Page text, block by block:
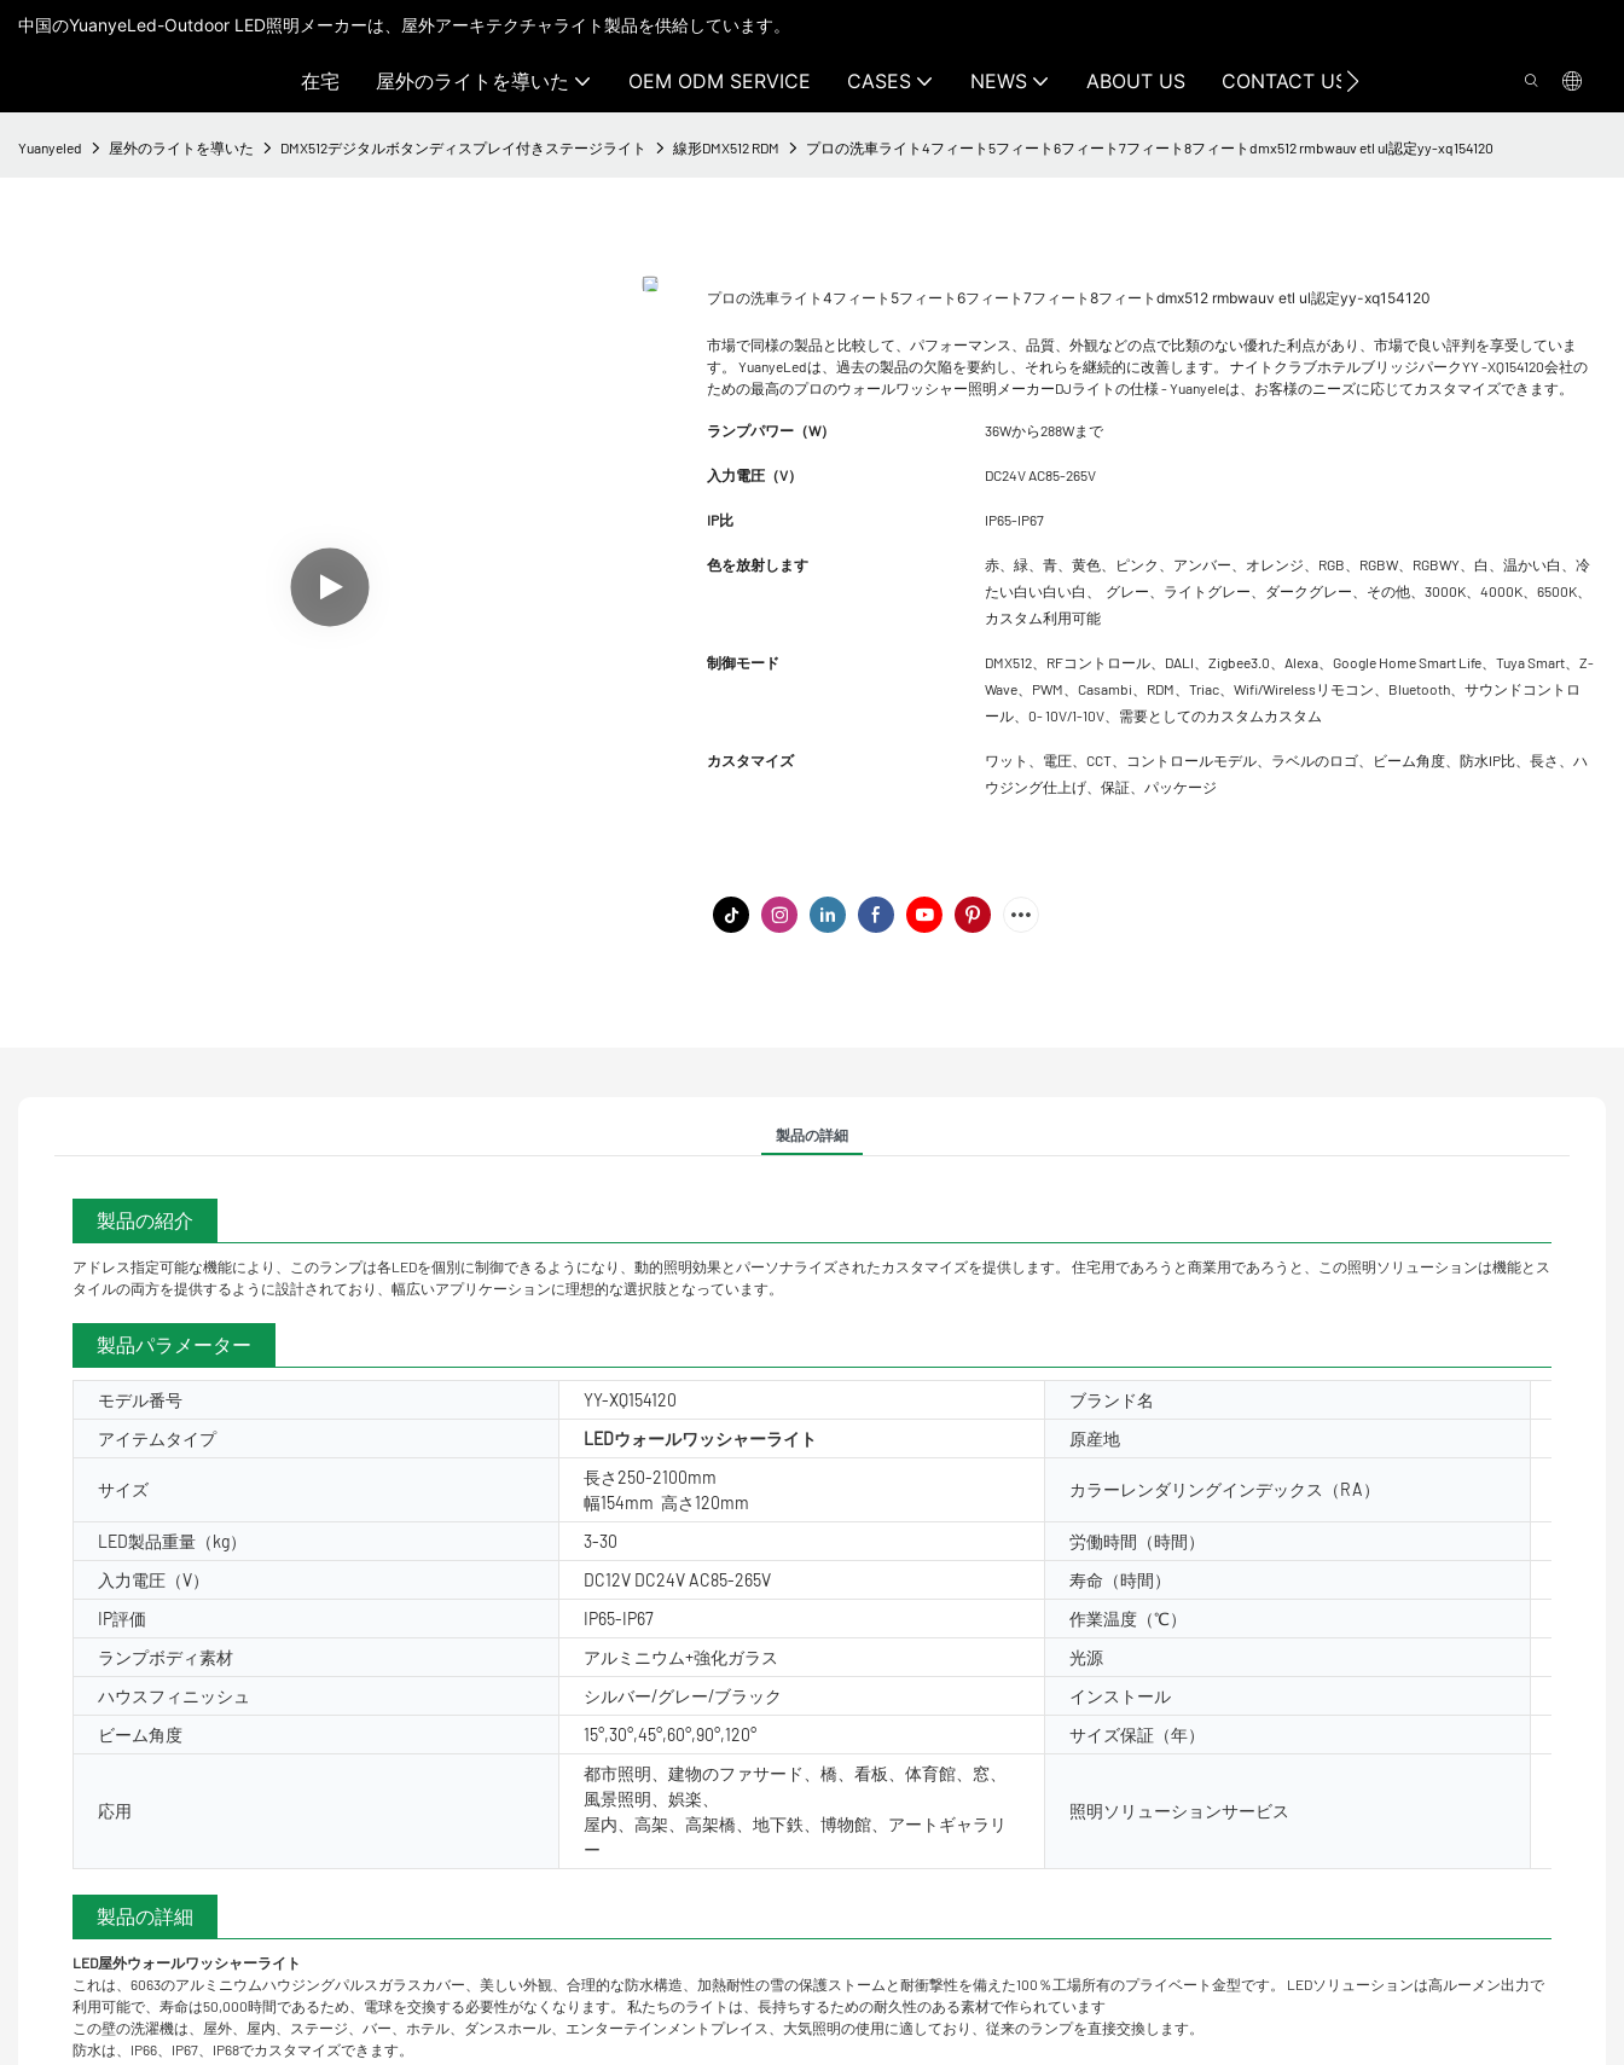
中国のYuanyeLed-Outdoor LED照明メーカーは、屋外アーキテクチャライト製品を供給しています。
在宅 屋外のライトを導いた OEM ODM SERVICE CASES NEWS ABOUT US CONTACT US
Yuanyeled 屋外のライトを導いた DMX512デジタルボタンディスプレイ付きステージライト 線形DMX512 RDM プロの洗車ライト4フィート5フィート6フィート7フィート8フィートdmx512 rmbwauv etl ul認定yy-xq154120
プロの洗車ライト4フィート5フィート6フィート7フィート8フィートdmx512 rmbwauv etl ul認定yy-xq154120
市場で同様の製品と比較して、パフォーマンス、品質、外観などの点で比類のない優れた利点があり、市場で良い評判を享受していま
す。 YuanyeLedは、過去の製品の欠陥を要約し、それらを継続的に改善します。 ナイトクラブホテルブリッジパークYY -XQ154120会社の
ための最高のプロのウォールワッシャー照明メーカーDJライトの仕様 - Yuanyeleは、お客様のニーズに応じてカスタマイズできます。
ランプパワー（W） 36Wから288Wまで
入力電圧（V） DC24V AC85-265V
IP比 IP65-IP67
色を放射します
赤、緑、青、黄色、ピンク、アンバー、オレンジ、RGB、RGBW、RGBWY、白、温かい白、冷
たい白い白い白、 グレー、ライトグレー、ダークグレー、その他、3000K、4000K、6500K、
カスタム利用可能
制御モード
DMX512、RFコントロール、DALI、Zigbee3.0、Alexa、Google Home Smart Life、Tuya Smart、Z-
Wave、PWM、Casambi、RDM、Triac、Wifi/Wirelessリモコン、Bluetooth、サウンドコントロ
ール、0- 10V/1-10V、需要としてのカスタムカスタム
カスタマイズ
ワット、電圧、CCT、コントロールモデル、ラベルのロゴ、ビーム角度、防水IP比、長さ、ハ
ウジング仕上げ、保証、パッケージ
製品の詳細
製品の紹介
アドレス指定可能な機能により、このランプは各LEDを個別に制御できるようになり、動的照明効果とパーソナライズされたカスタマイズを提供します。 住宅用であろうと商業用であろうと、この照明ソリューションは機能とス
タイルの両方を提供するように設計されており、幅広いアプリケーションに理想的な選択肢となっています。
製品パラメーター
モデル番号 YY-XQ154120 ブランド名
アイテムタイプ
LEDウォールワッシャーライト 原産地
サイズ
長さ250-2100mm
幅154mm 高さ120mm
カラーレンダリングインデックス（RA）
LED製品重量（kg） 3-30 労働時間（時間）
入力電圧（V）
DC12V DC24V AC85-265V 寿命（時間）
IP評価
IP65-IP67 作業温度（℃）
ランプボディ素材
アルミニウム+強化ガラス 光源
ハウスフィニッシュ
シルバー/グレー/ブラック インストール
ビーム角度
15°,30°,45°,60°,90°,120° サイズ保証（年）
応用
都市照明、建物のファサード、橋、看板、体育館、窓、
風景照明、娯楽、
屋内、高架、高架橋、地下鉄、博物館、アートギャラリ
ー
照明ソリューションサービス
製品の詳細
LED屋外ウォールワッシャーライト
これは、6063のアルミニウムハウジングパルスガラスカバー、美しい外観、合理的な防水構造、加熱耐性の雪の保護ストームと耐衝撃性を備えた100％工場所有のプライベート金型です。 LEDソリューションは高ルーメン出力で
利用可能で、寿命は50,000時間であるため、電球を交換する必要性がなくなります。 私たちのライトは、長持ちするための耐久性のある素材で作られています
この壁の洗濯機は、屋外、屋内、ステージ、バー、ホテル、ダンスホール、エンターテインメントプレイス、大気照明の使用に適しており、従来のランプを直接交換します。
防水は、IP66、IP67、IP68でカスタマイズできます。